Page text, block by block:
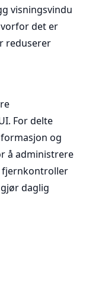
visningsvindu
det er
reduserer
For delte
og
å administrere
fjernkontroller
daglig